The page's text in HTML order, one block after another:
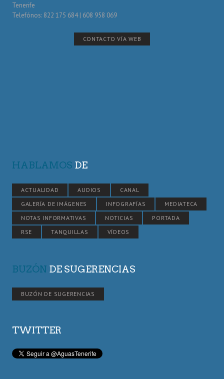
Tenerife
Telefónos: 822 175 684 | 608 958 069
CONTACTO VÍA WEB
HABLAMOS DE
ACTUALIDAD AUDIOS
CANAL
GALERÍA DE IMÁGENES
INFOGRAFÍAS
MEDIATECA
NOTAS INFORMATIVAS
NOTICIAS
PORTADA
RSE
TANQUILLAS VÍDEOS
BUZÓN DE SUGERENCIAS
BUZÓN DE SUGERENCIAS
TWITTER